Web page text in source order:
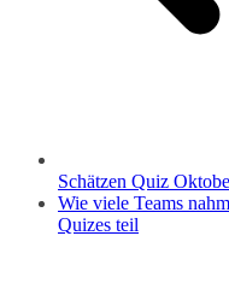
Schätzen Quiz
Wie viele Teams
Quizes teil